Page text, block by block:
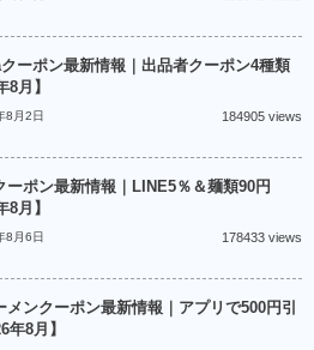
ーポン最新情報｜出品者クーポン4種類
8月】
8月2日 184905 views
ーポン最新情報｜LINE5％＆麺類90円
8月】
8月6日 178433 views
メンクーポン最新情報｜アプリで500円引
年8月】